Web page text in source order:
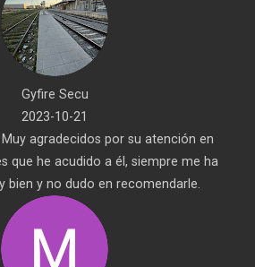
Gyfire Secu
2023-10-21
agradecidos por su atención en
que he acudido a él, siempre me ha
bien y no dudo en recomendarle.